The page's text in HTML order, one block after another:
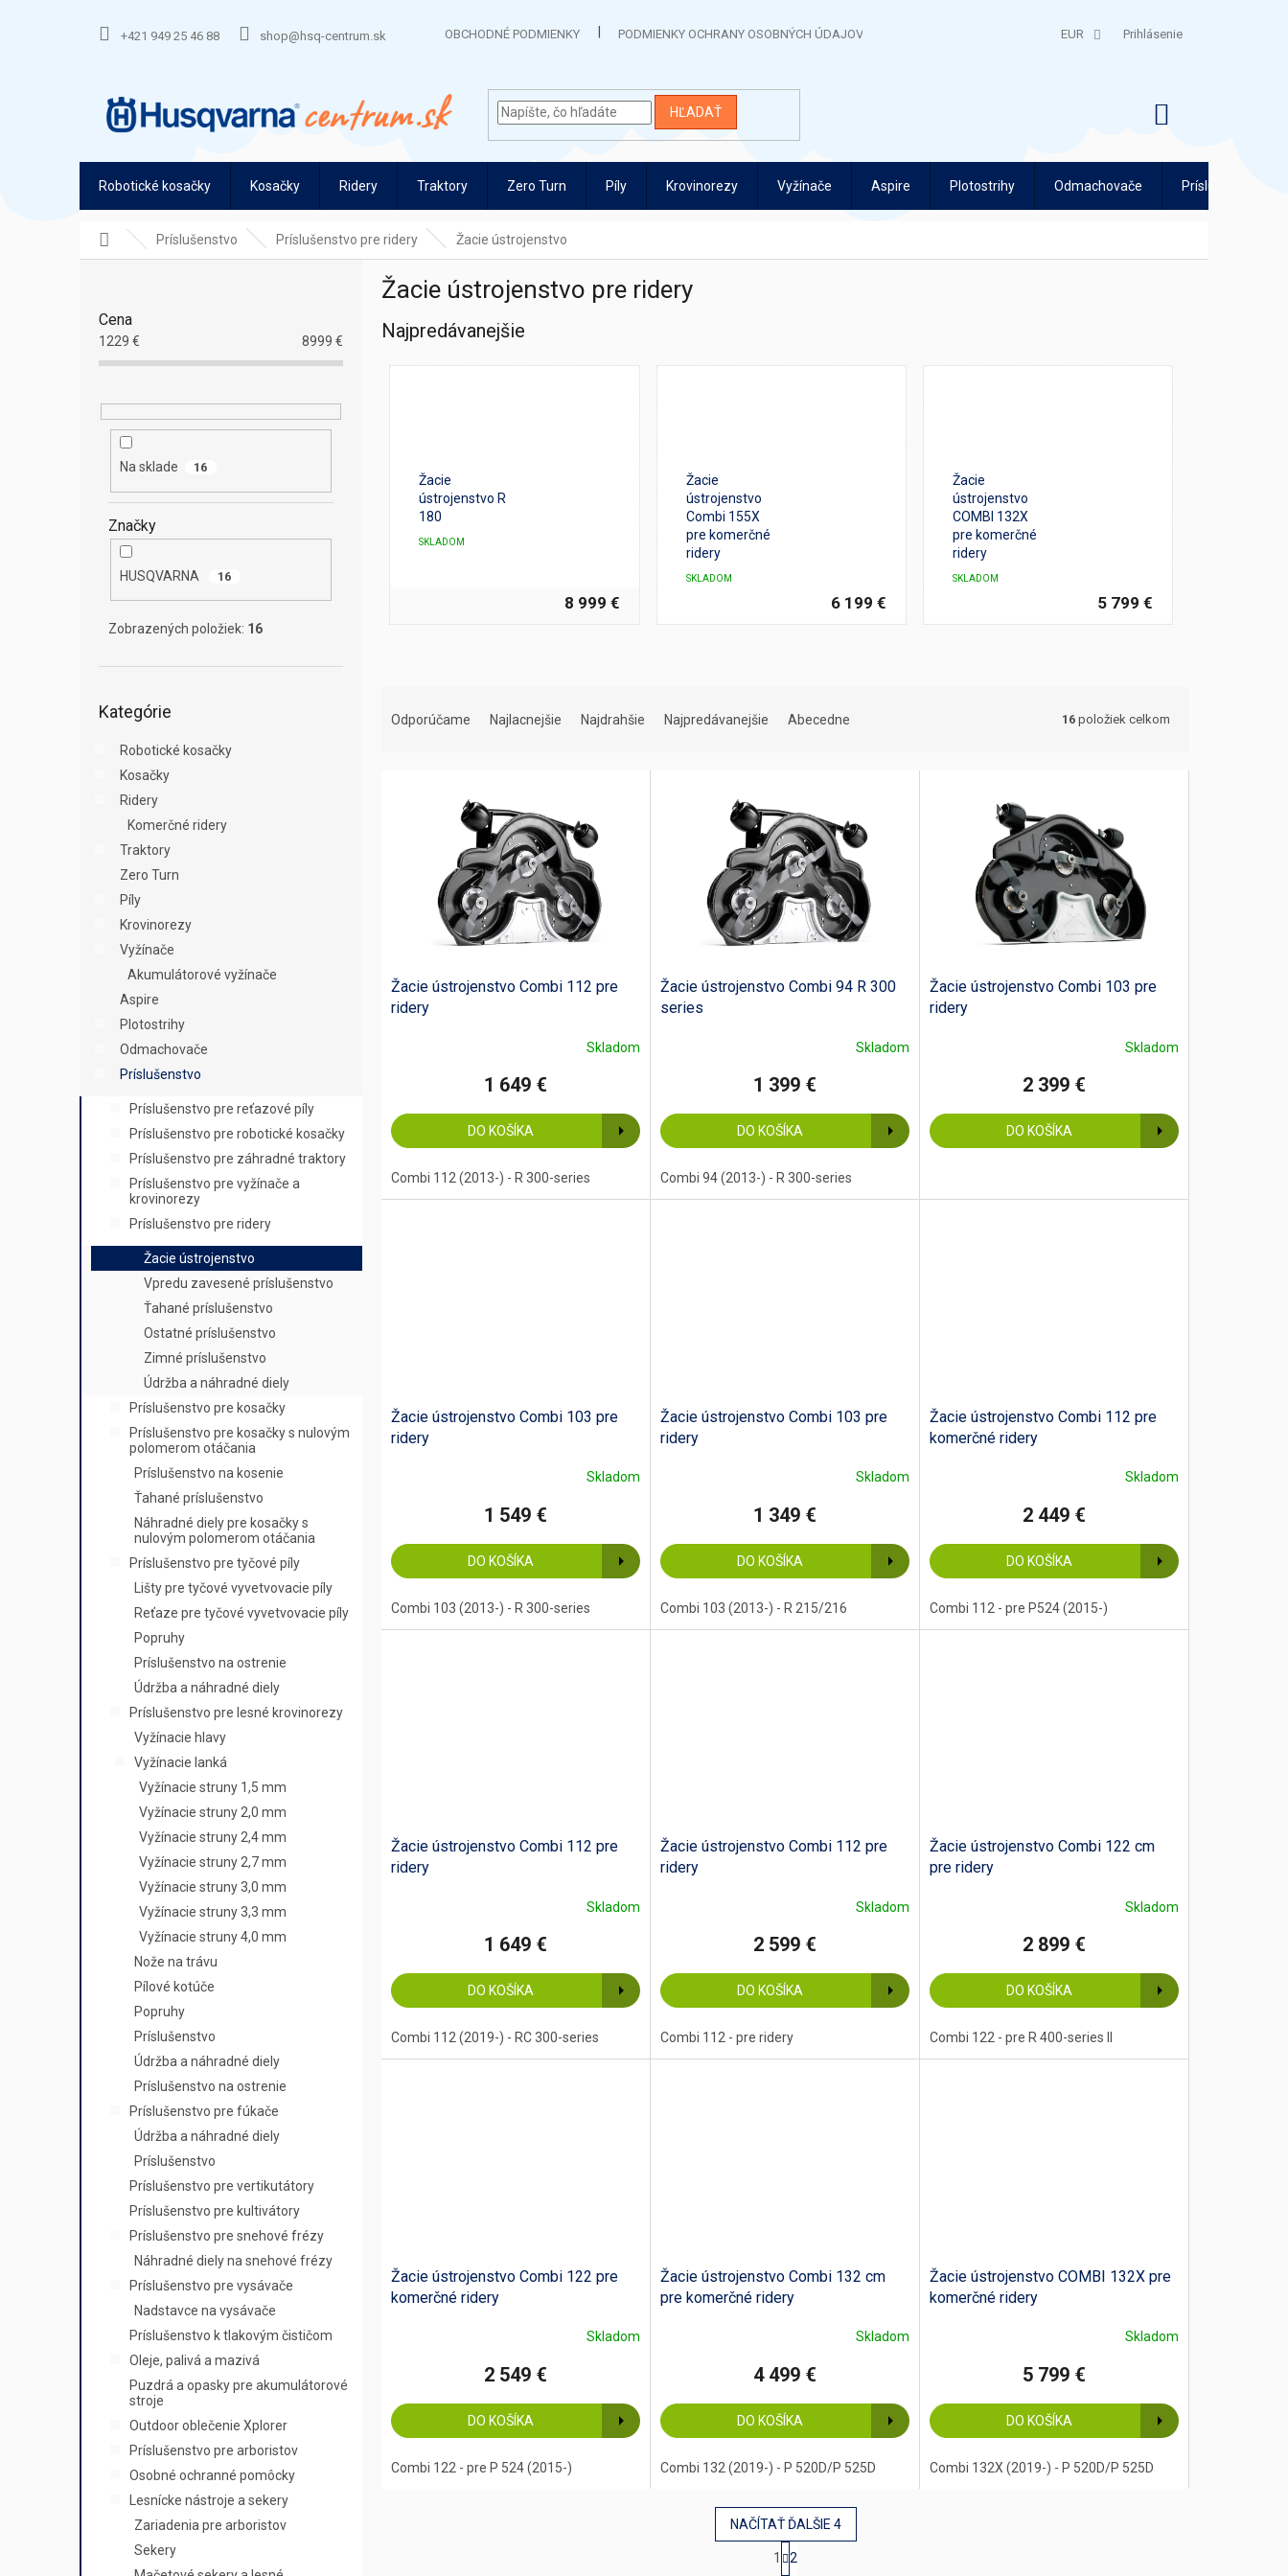
+421 949 25 46 88 shop@hsq-centrum.sk OBCHODNÉ PODMIENKY PODMIENKY OCHRANY OSOBNÝCH ÚDAJOV EUR Prihlásenie
HĽADAŤ
Robotické kosačky Kosačky Ridery Traktory Zero Turn Píly Krovinorezy Vyžínače Aspire Plotostrihy Odmachovače Príslušenstvo
DomovPríslušenstvo Príslušenstvo pre ridery Žacie ústrojenstvo
Cena
1229 € 8999 €
Na sklade 16
Značky
HUSQVARNA 16
Zobrazených položiek: 16
kategórie
Kategórie
Robotické kosačky
Kosačky
Ridery
Komerčné ridery
Traktory
Zero Turn
Píly
Krovinorezy
Vyžínače
Akumulátorové vyžínače
Aspire
Plotostrihy
Odmachovače
Príslušenstvo
Príslušenstvo pre reťazové píly
Príslušenstvo pre robotické kosačky
Príslušenstvo pre záhradné traktory
Príslušenstvo pre vyžínače a
krovinorezy
Príslušenstvo pre ridery
Žacie ústrojenstvo
Vpredu zavesené príslušenstvo
Ťahané príslušenstvo
Ostatné príslušenstvo
Zimné príslušenstvo
Údržba a náhradné diely
Príslušenstvo pre kosačky
Príslušenstvo pre kosačky s nulovým
polomerom otáčania
Príslušenstvo na kosenie
Ťahané príslušenstvo
Náhradné diely pre kosačky s
nulovým polomerom otáčania
Príslušenstvo pre tyčové píly
Lišty pre tyčové vyvetvovacie píly
Reťaze pre tyčové vyvetvovacie píly
Popruhy
Príslušenstvo na ostrenie
Údržba a náhradné diely
Príslušenstvo pre lesné krovinorezy
Vyžínacie hlavy
Vyžínacie lanká
Vyžínacie struny 1,5 mm
Vyžínacie struny 2,0 mm
Vyžínacie struny 2,4 mm
Vyžínacie struny 2,7 mm
Vyžínacie struny 3,0 mm
Vyžínacie struny 3,3 mm
Vyžínacie struny 4,0 mm
Nože na trávu
Pílové kotúče
Popruhy
Príslušenstvo
Údržba a náhradné diely
Príslušenstvo na ostrenie
Príslušenstvo pre fúkače
Údržba a náhradné diely
Príslušenstvo
Príslušenstvo pre vertikutátory
Príslušenstvo pre kultivátory
Príslušenstvo pre snehové frézy
Náhradné diely na snehové frézy
Príslušenstvo pre vysávače
Nadstavce na vysávače
Príslušenstvo k tlakovým čističom
Oleje, palivá a mazivá
Puzdrá a opasky pre akumulátorové
stroje
Outdoor oblečenie Xplorer
Príslušenstvo pre arboristov
Osobné ochranné pomôcky
Lesnícke nástroje a sekery
Zariadenia pre arboristov
Sekery
Žacie ústrojenstvo pre ridery
Najpredávanejšie
Žacie
ústrojenstvo R
180
SKLADOM
8 999 €
Žacie
ústrojenstvo
Combi 155X
pre komerčné
ridery
SKLADOM
6 199 €
Žacie
ústrojenstvo
COMBI 132X
pre komerčné
ridery
SKLADOM
5 799 €
o
Odporúčame Najlacnejšie Najdrahšie Najpredávanejšie Abecedne 16 položiek celkom
Žacie ústrojenstvo Combi 112 pre
ridery
Skladom
1 649 €
DO KOŠÍKA
Combi 112 (2013-) - R 300-series
Žacie ústrojenstvo Combi 94 R 300
series
Skladom
1 399 €
DO KOŠÍKA
Combi 94 (2013-) - R 300-series
Žacie ústrojenstvo Combi 103 pre
ridery
Skladom
2 399 €
DO KOŠÍKA
Žacie ústrojenstvo Combi 103 pre
ridery
Skladom
1 549 €
DO KOŠÍKA
Combi 103 (2013-) - R 300-series
Žacie ústrojenstvo Combi 103 pre
ridery
Skladom
1 349 €
DO KOŠÍKA
Combi 103 (2013-) - R 215/216
Žacie ústrojenstvo Combi 112 pre
komerčné ridery
Skladom
2 449 €
DO KOŠÍKA
Combi 112 - pre P524 (2015-)
Žacie ústrojenstvo Combi 112 pre
ridery
Skladom
1 649 €
DO KOŠÍKA
Combi 112 (2019-) - RC 300-series
Žacie ústrojenstvo Combi 112 pre
ridery
Skladom
2 599 €
DO KOŠÍKA
Combi 112 - pre ridery
Žacie ústrojenstvo Combi 122 cm
pre ridery
Skladom
2 899 €
DO KOŠÍKA
Combi 122 - pre R 400-series II
Žacie ústrojenstvo Combi 122 pre
komerčné ridery
Skladom
2 549 €
DO KOŠÍKA
Combi 122 - pre P 524 (2015-)
Žacie ústrojenstvo Combi 132 cm
pre komerčné ridery
Skladom
4 499 €
DO KOŠÍKA
Combi 132 (2019-) - P 520D/P 525D
Žacie ústrojenstvo COMBI 132X pre
komerčné ridery
Skladom
5 799 €
DO KOŠÍKA
Combi 132X (2019-) - P 520D/P 525D
O
NAČÍTAŤ ĎALŠIE 4
S
t
1 2